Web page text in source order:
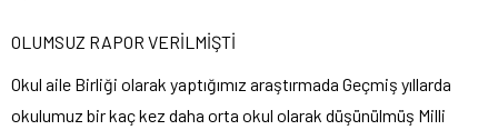
OLUMSUZ RAPOR VERİLMİŞTİ
Okul aile Birliği olarak yaptığımız araştırmada Geçmiş yıllarda
okulumuz bir kaç kez daha orta okul olarak düşünülmüş Milli